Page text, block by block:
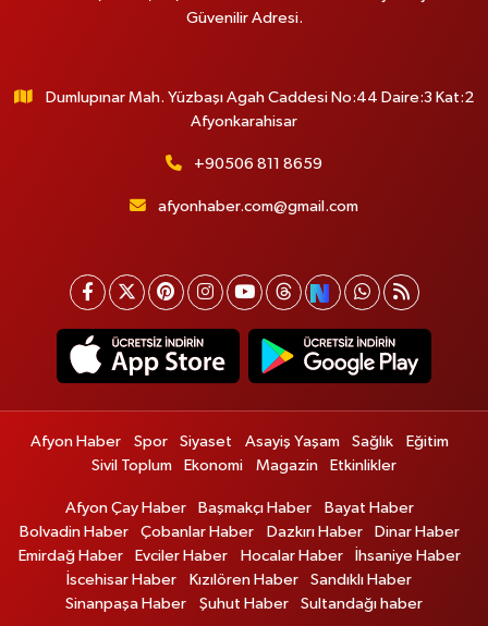
Güvenilir Adresi.
Dumlupınar Mah. Yüzbaşı Agah Caddesi No:44 Daire:3 Kat:2
Afyonkarahisar
+90506 811 8659
afyonhaber.com@gmail.com
Afyon Haber Spor Siyaset Asayiş Yaşam Sağlık
Eğitim
Sivil Toplum
Ekonomi Magazin Etkinlikler
Afyon Çay Haber Başmakçı Haber
Bayat Haber
Bolvadin Haber
Çobanlar Haber Dazkırı Haber
Dinar Haber
Emirdağ Haber
Evciler Haber Hocalar Haber
İhsaniye Haber
İscehisar Haber
Kızılören Haber
Sandıklı Haber
Sinanpaşa Haber
Şuhut Haber Sultandağı haber